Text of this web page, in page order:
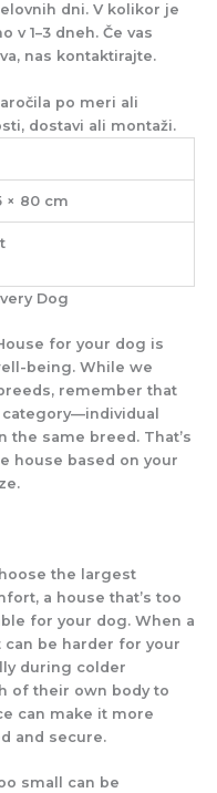
dni. V kolikor je
v 1–3 dneh. Če vas
nas kontaktirajte.
po meri ali
dostavi ali montaži.
× 80 cm
Dog
for your dog is
being. While we
remember that
the same breed. That’s
house based on your
the largest
a house that’s too
for your dog. When a
be harder for your
during colder
of their own body to
can make it more
and secure.
small can be